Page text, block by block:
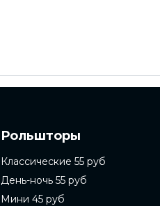
Рольшторы
Классические 55 руб
День-ночь 55 руб
Мини 45 руб